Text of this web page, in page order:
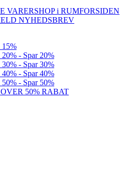
VARERSHOP i RUMFORSIDEN
NYHEDSBREV
15%
- Spar 20%
- Spar 30%
- Spar 40%
- Spar 50%
50% RABAT